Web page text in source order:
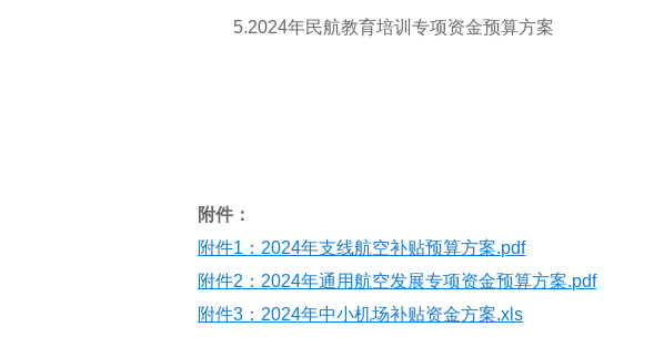
5.2024年民航教育培训专项资金预算方案
附件：
附件1：2024年支线航空补贴预算方案.pdf
附件2：2024年通用航空发展专项资金预算方案.pdf
附件3：2024年中小机场补贴资金方案.xls